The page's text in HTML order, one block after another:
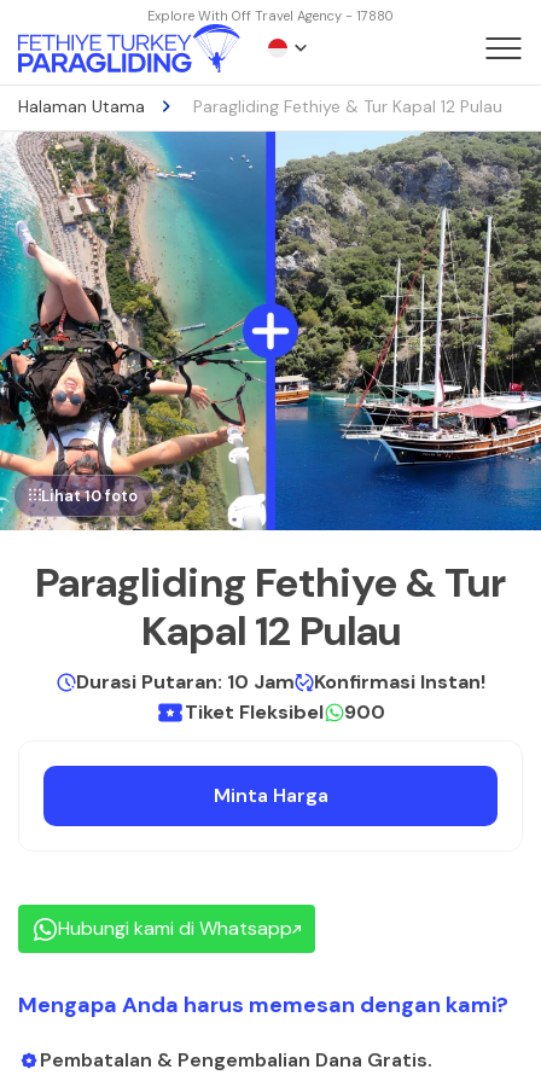
Explore With Off Travel Agency - 17880
Halaman Utama Paragliding Fethiye & Tur Kapal 12 Pulau
Lihat 10 foto
Paragliding Fethiye & Tur
Kapal 12 Pulau
Durasi Putaran: 10 Jam
Konfirmasi Instan!
Tiket Fleksibel
900
Minta Harga
Hubungi kami di Whatsapp
Mengapa Anda harus memesan dengan kami?
Pembatalan & Pengembalian Dana Gratis.